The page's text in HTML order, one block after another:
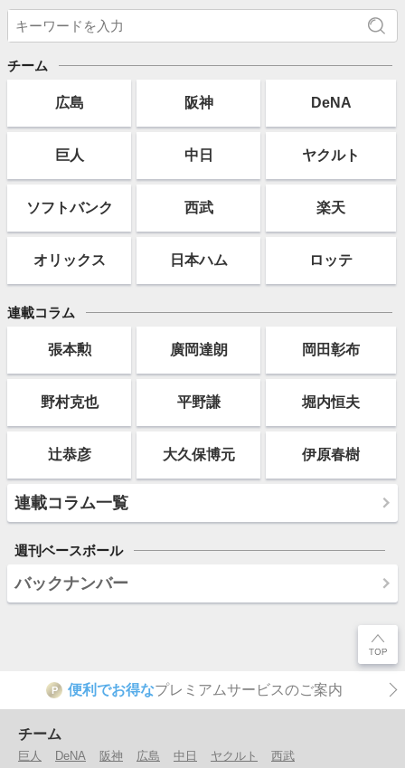
チーム
広島 阪神 DeNA
巨人 中日 ヤクルト
ソフトバンク 西武 楽天
オリックス 日本ハム ロッテ
連載コラム
張本勲 廣岡達朗 岡田彰布
野村克也 平野謙 堀内恒夫
辻恭彦 大久保博元 伊原春樹
連載コラム一覧
週刊ベースボール
バックナンバー
P 便利でお得なプレミアムサービスのご案内
チーム
巨人 DeNA 阪神 広島 中日 ヤクルト 西武